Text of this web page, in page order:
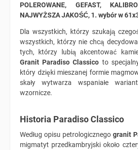
POLEROWANE, GEFAST,
NAJWYŻSZA JAKOŚĆ, 1. wybór w
Dla wszystkich, którzy szukają
wszystkich, którzy nie chcą
tych, którzy lubią akcentować
Granit Paradiso Classico to
który dzięki mieszanej formie
skały wytwarza wspaniałe
wzornicze.
Historia Paradiso Classico
Według opisu petrologicznego granit
migmatyt przedkambryjski około